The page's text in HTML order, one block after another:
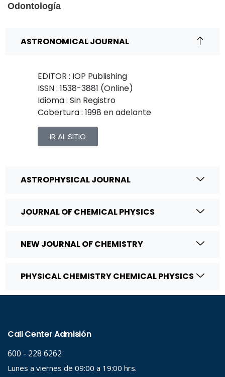
Odontología
ASTRONOMICAL JOURNAL
EDITOR : IOP Publishing
ISSN : 1538-3881 (Online)
Idioma : Sin Registro
Cobertura : 1998 en adelante
IR AL SITIO
ASTROPHYSICAL JOURNAL
JOURNAL OF CHEMICAL PHYSICS
NEW JOURNAL OF CHEMISTRY
PHYSICAL CHEMISTRY CHEMICAL PHYSICS